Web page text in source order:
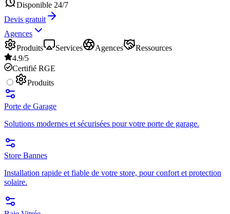
Disponible 24/7
Devis gratuit
Agences
Produits
Services Agences
Ressources
4.9/5
Certifié RGE
Produits
Porte de Garage
Solutions modernes et sécurisées pour votre porte de garage.
Store Bannes
Installation rapide et fiable de votre store, pour confort et protection
solaire.